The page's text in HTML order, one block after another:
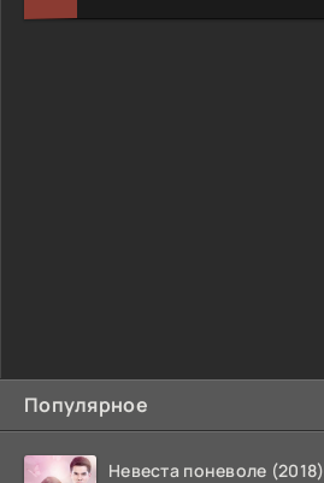
Популярное
Невеста поневоле (2018)